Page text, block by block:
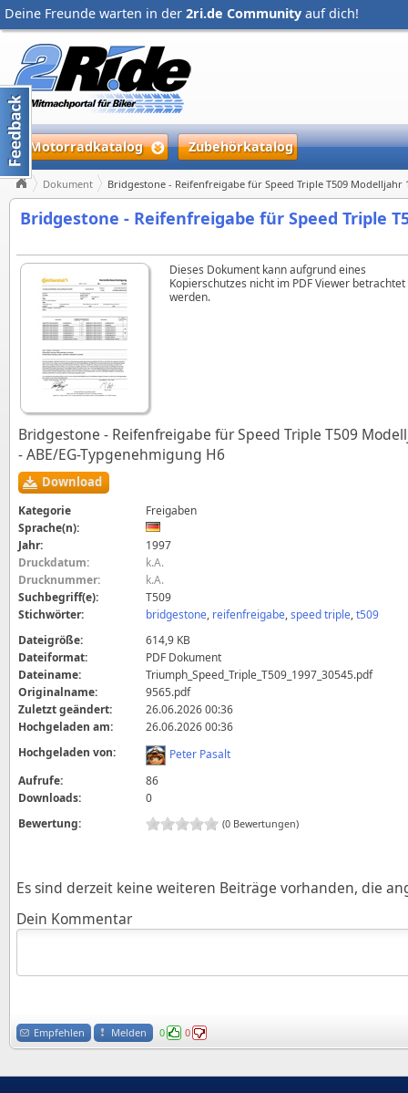
Deine Freunde warten in der 2ri.de Community auf dich!
Motorradkatalog Zubehörkatalog
Dokument Bridgestone - Reifenfreigabe für Speed Triple T509 Modelljahr
Bridgestone - Reifenfreigabe für Speed Triple
Dieses Dokument kann aufgrund eines
Kopierschutzes nicht im PDF Viewer betrachtet
werden.
Bridgestone - Reifenfreigabe für Speed Triple T509
- ABE/EG-Typgenehmigung H6
Download
Kategorie
Freigaben
Sprache(n):
Jahr:
1997
Druckdatum:
k.A.
Drucknummer:
k.A.
Suchbegriff(e):
T509
Stichwörter:
bridgestone, reifenfreigabe,speed triple,t509
Dateigröße:
614,9 KB
Dateiformat:
PDF Dokument
Dateiname:
Triumph_Speed_Triple_T509_1997_30545.pdf
Originalname:
9565.pdf
Zuletzt geändert:
26.06.2026 00:36
Hochgeladen am:
26.06.2026 00:36
Hochgeladen von:
Peter Pasalt
Aufrufe:
86
Downloads:
0
Bewertung:
(0 Bewertungen)
Es sind derzeit keine weiteren Beiträge vorhanden, die
Dein Kommentar
Empfehlen Melden 0 0